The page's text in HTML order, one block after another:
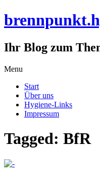
Ihr Blog zum
Menu
content
Start
Über uns
Hygiene-Links
Impressum
Tagged: BfR